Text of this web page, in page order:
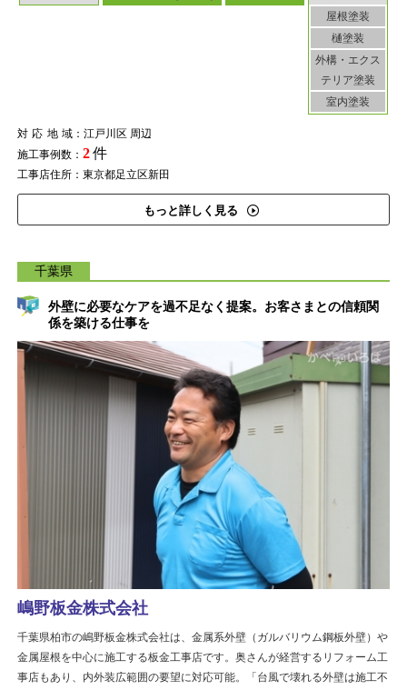
屋根塗装
樋塗装
外構・エクス
テリア塗装
室内塗装
対応地域：江戸川区 周辺
施工事例数： 2件
工事店住所：東京都足立区新田
もっと詳しく見る
千葉県
外壁に必要なケアを過不足なく提案。お客さまとの信頼関
係を築ける仕事を
嶋野板金株式会社
千葉県柏市の嶋野板金株式会社は、金属系外壁（ガルバリウム鋼板外壁）や
金属屋根を中心に施工する板金工事店です。奥さんが経営するリフォーム工
事店もあり、内外装広範囲の要望に対応可能。「台風で壊れる外壁は施工不